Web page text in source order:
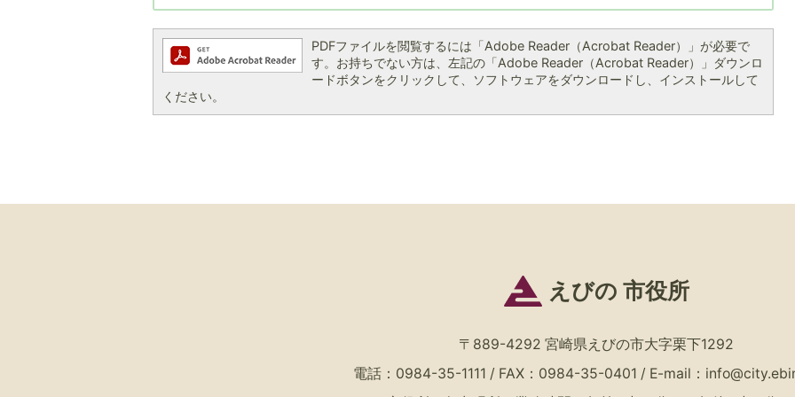
PDFファイルを閲覧するには「Adobe Reader（Acrobat Reader）」が必要で
す。お持ちでない方は、左記の「Adobe Reader（Acrobat Reader）」ダウンロ
ードボタンをクリックして、ソフトウェアをダウンロードし、インストールして
ください。
えびの 市役所
〒889-4292 宮崎県えびの市大字栗下1292
電話：0984-35-1111 / FAX：0984-35-0401 / E-mail：